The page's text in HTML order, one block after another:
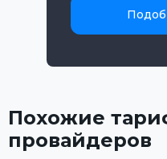
Похожие
провайдеров